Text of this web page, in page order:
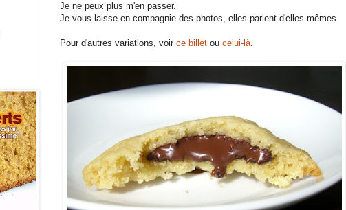
Je ne peux plus m'en passer.
Je vous laisse en compagnie des photos, elles parlent d'elles-mêmes.
Pour d'autres variations, voir ce billet ou celui-là.